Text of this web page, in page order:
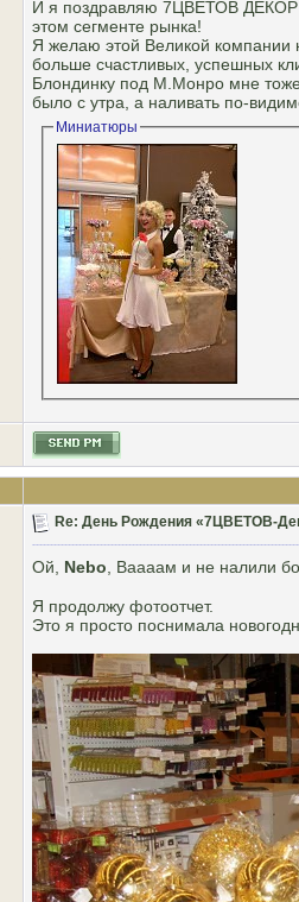
И я поздравляю 7ЦВЕТОВ ДЕКОР
этом сегменте рынка!
Я желаю этой Великой компании
больше счастливых, успешных
Блондинку под М.Монро мне
было с утра, а наливать по-
Миниатюры
Re: День Рождения «7ЦВЕТОВ-
Ой, Nebo , Ваааам и не налили
Я продолжу фотоотчет.
Это я просто поснимала